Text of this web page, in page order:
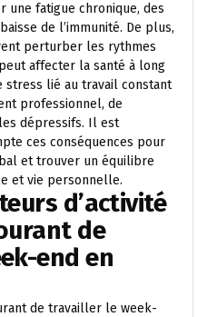
une fatigue chronique, des
de l’immunité. De plus,
perturber les rythmes
affecter la santé à long
lié au travail constant
professionnel, de
dépressifs. Il est
ces conséquences pour
et trouver un équilibre
et vie personnelle.
d’activité
de
end en
de travailler le week-